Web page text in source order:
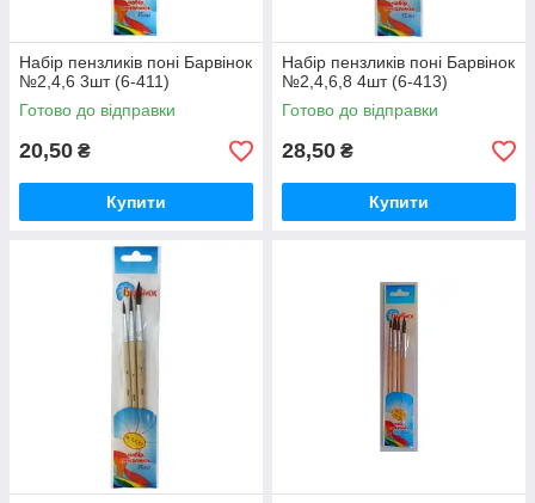
Набір пензликів поні Барвінок
№2,4,6 3шт (6-411)
Готово до відправки
20,50 ₴
Купити
Набір пензликів поні Барвінок
№2,4,6,8 4шт (6-413)
Готово до відправки
28,50 ₴
Купити